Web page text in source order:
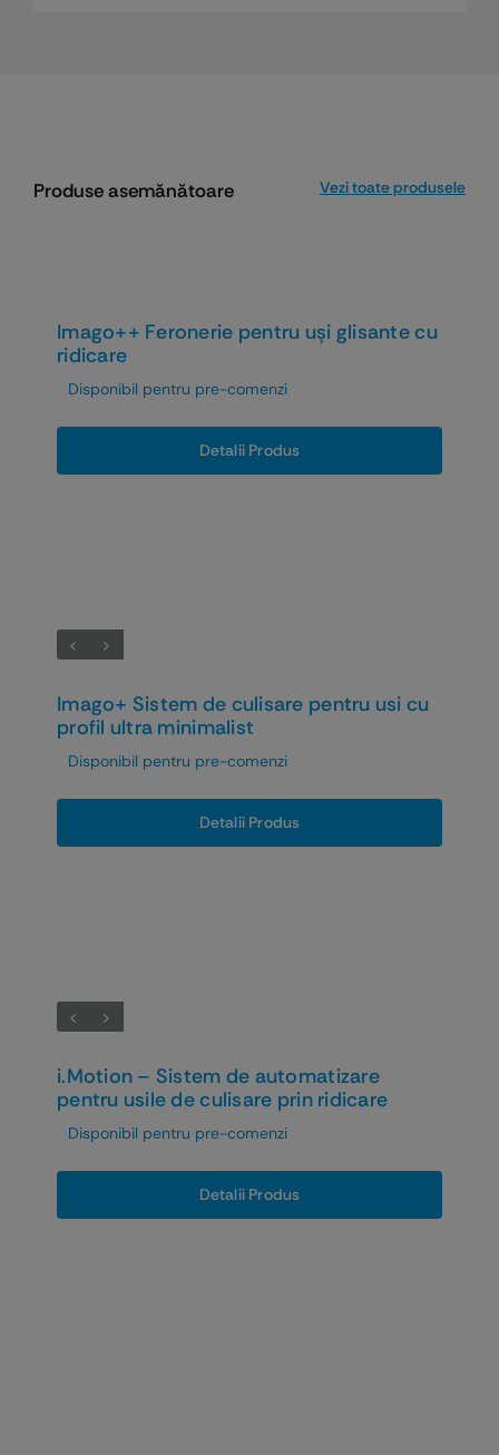
Produse asemănătoare Vezi toate produsele
Imago++ Feronerie pentru uși glisante cu
ridicare
Disponibil pentru pre-comenzi
Detalii Produs
Imago+ Sistem de culisare pentru usi cu
profil ultra minimalist
Disponibil pentru pre-comenzi
Detalii Produs
i.Motion – Sistem de automatizare
pentru usile de culisare prin ridicare
Disponibil pentru pre-comenzi
Detalii Produs